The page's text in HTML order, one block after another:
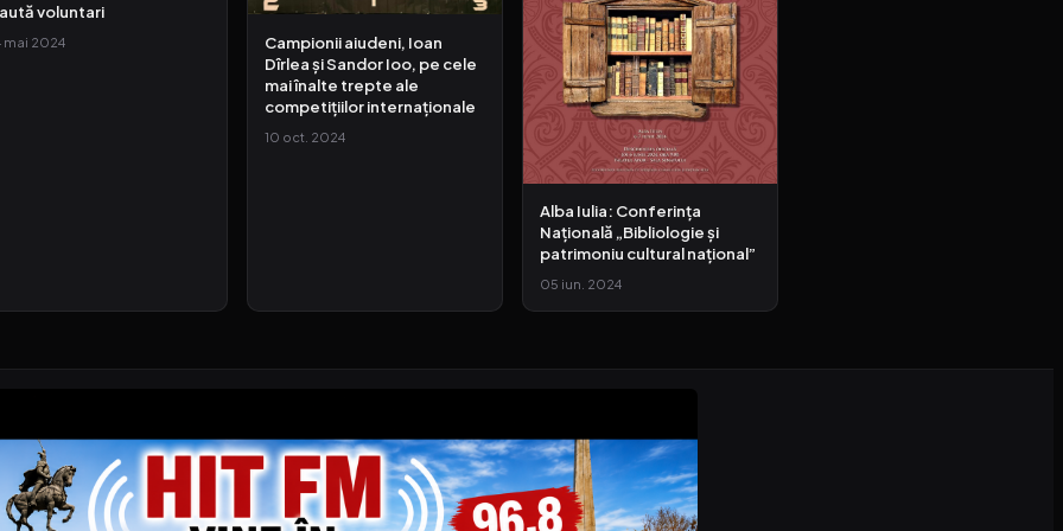
voluntari
mai 2024
Campionii aiudeni, Ioan
Dîrlea și Sandor Ioo, pe cele
mai înalte trepte ale
competițiilor internaționale
10 oct. 2024
Alba Iulia: Conferința
Națională „Bibliologie și
patrimoniu cultural național”
05 iun. 2024